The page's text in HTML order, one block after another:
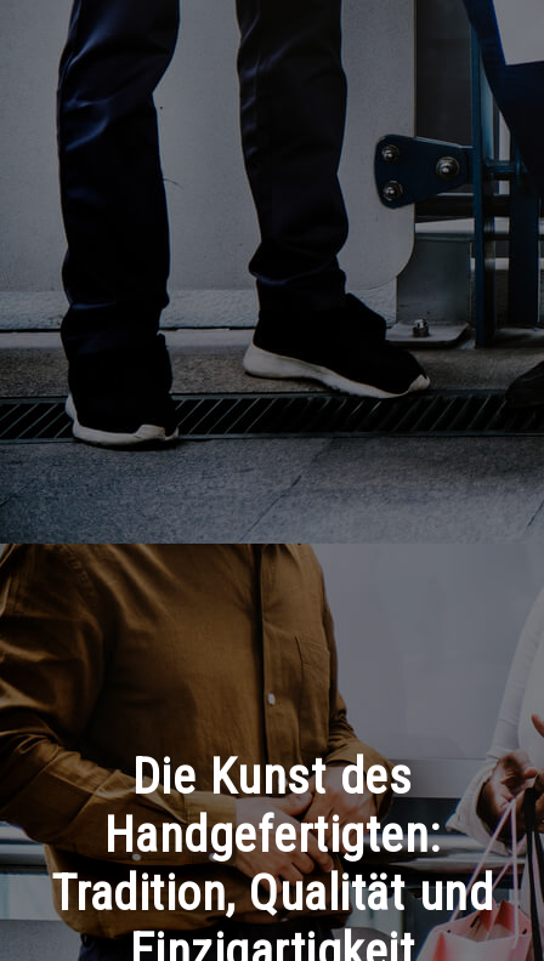
Die Kunst des
Handgefertigten:
Tradition, Qualität und